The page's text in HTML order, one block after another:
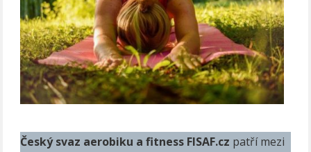
Český svaz aerobiku a fitness FISAF.cz patří mezi